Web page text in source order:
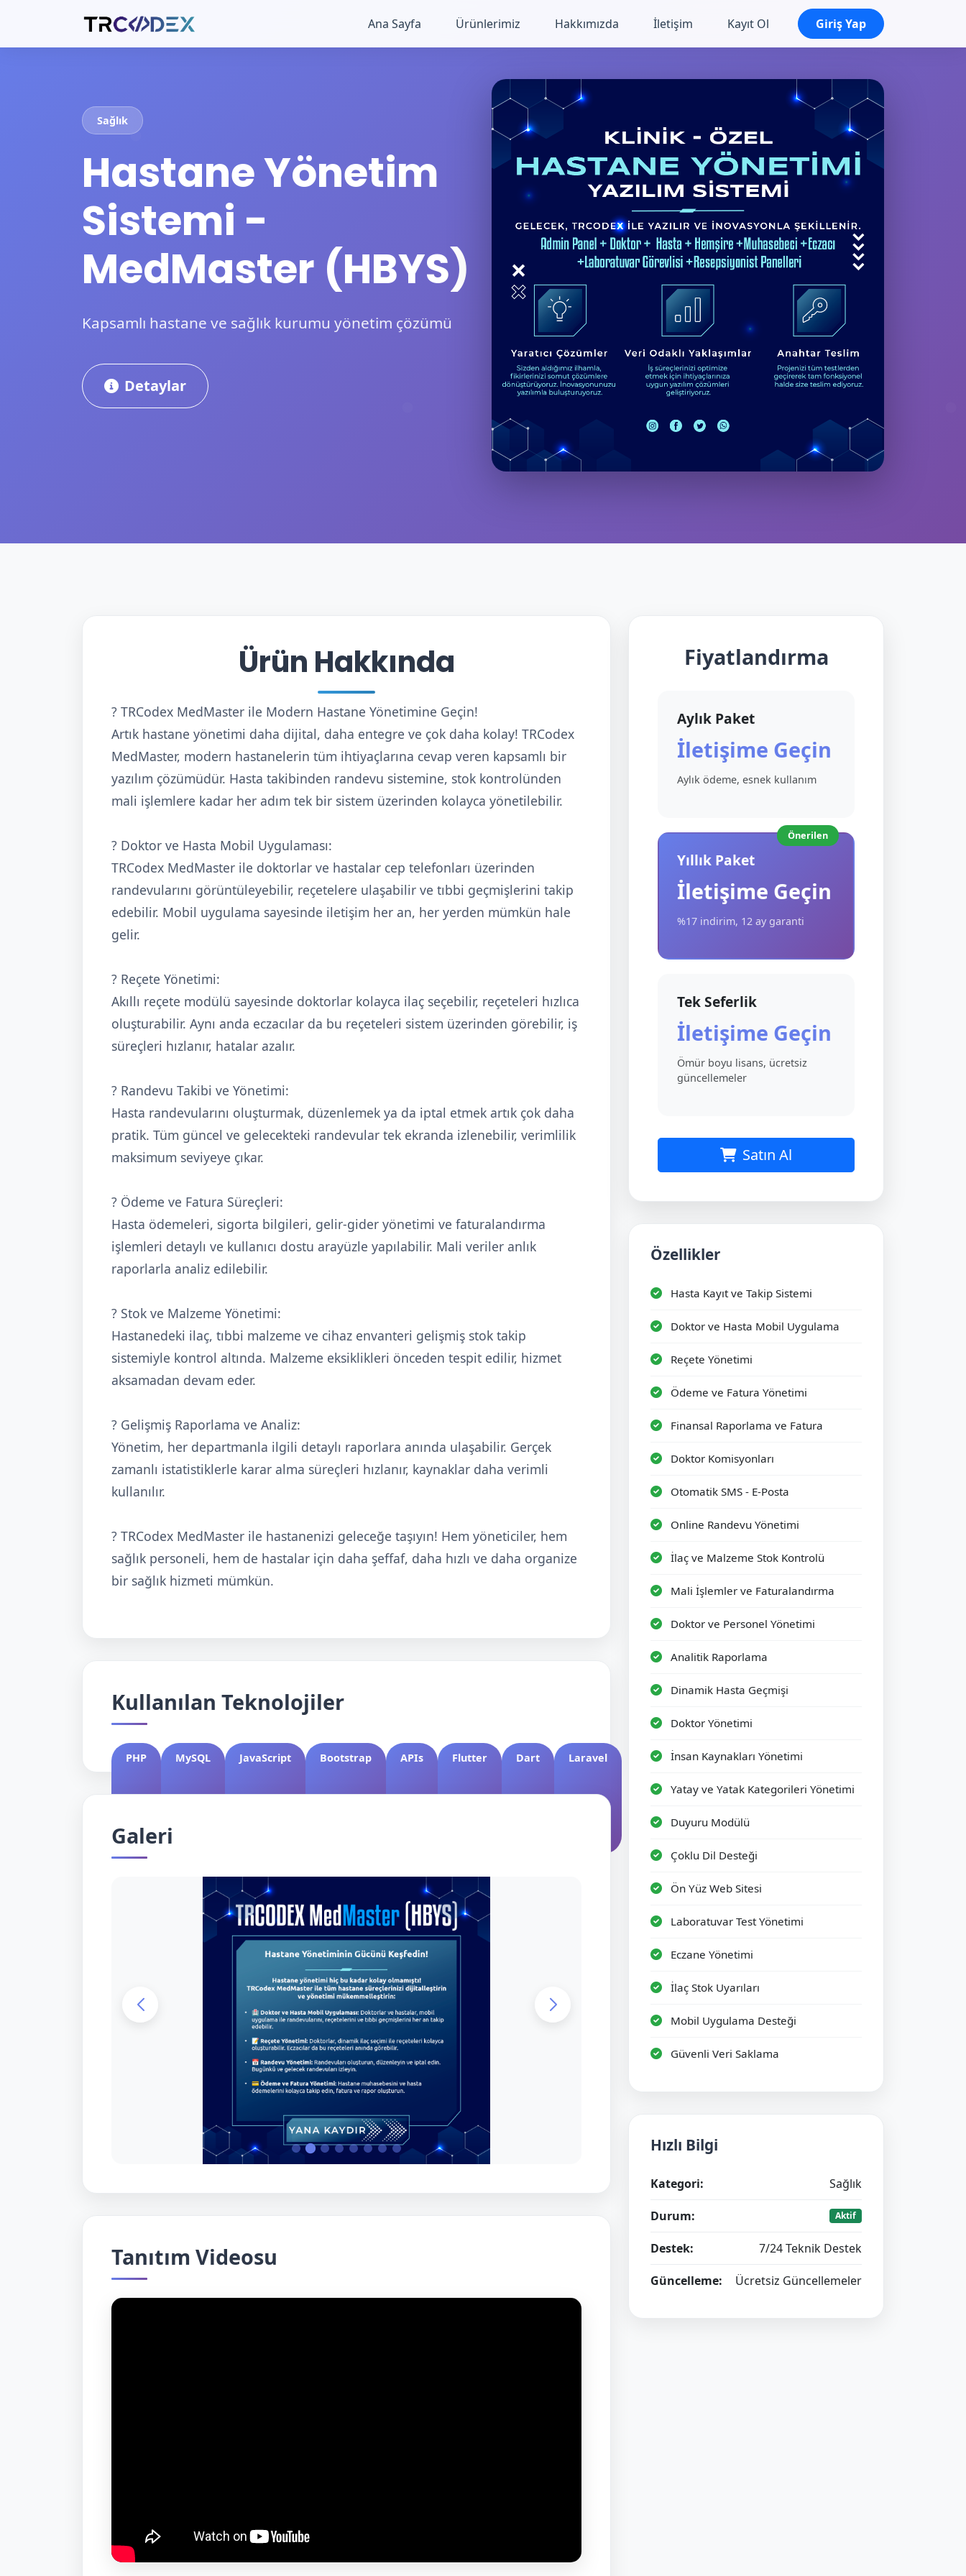
Ana Sayfa Ürünlerimiz Hakkımızda İletişim Kayıt Ol Giriş Yap
Sağlık
Hastane Yönetim
Sistemi -
MedMaster (HBYS)
Kapsamlı hastane ve sağlık kurumu yönetim çözümü
Detaylar
Ürün Hakkında
? TRCodex MedMaster ile Modern Hastane Yönetimine Geçin!
Artık hastane yönetimi daha dijital, daha entegre ve çok daha kolay! TRCodex
MedMaster, modern hastanelerin tüm ihtiyaçlarına cevap veren kapsamlı bir
yazılım çözümüdür. Hasta takibinden randevu sistemine, stok kontrolünden
mali işlemlere kadar her adım tek bir sistem üzerinden kolayca yönetilebilir.
? Doktor ve Hasta Mobil Uygulaması:
TRCodex MedMaster ile doktorlar ve hastalar cep telefonları üzerinden
randevularını görüntüleyebilir, reçetelere ulaşabilir ve tıbbi geçmişlerini takip
edebilir. Mobil uygulama sayesinde iletişim her an, her yerden mümkün hale
gelir.
? Reçete Yönetimi:
Akıllı reçete modülü sayesinde doktorlar kolayca ilaç seçebilir, reçeteleri hızlıca
oluşturabilir. Aynı anda eczacılar da bu reçeteleri sistem üzerinden görebilir, iş
süreçleri hızlanır, hatalar azalır.
? Randevu Takibi ve Yönetimi:
Hasta randevularını oluşturmak, düzenlemek ya da iptal etmek artık çok daha
pratik. Tüm güncel ve gelecekteki randevular tek ekranda izlenebilir, verimlilik
maksimum seviyeye çıkar.
? Ödeme ve Fatura Süreçleri:
Hasta ödemeleri, sigorta bilgileri, gelir-gider yönetimi ve faturalandırma
işlemleri detaylı ve kullanıcı dostu arayüzle yapılabilir. Mali veriler anlık
raporlarla analiz edilebilir.
? Stok ve Malzeme Yönetimi:
Hastanedeki ilaç, tıbbi malzeme ve cihaz envanteri gelişmiş stok takip
sistemiyle kontrol altında. Malzeme eksiklikleri önceden tespit edilir, hizmet
aksamadan devam eder.
? Gelişmiş Raporlama ve Analiz:
Yönetim, her departmanla ilgili detaylı raporlara anında ulaşabilir. Gerçek
zamanlı istatistiklerle karar alma süreçleri hızlanır, kaynaklar daha verimli
kullanılır.
? TRCodex MedMaster ile hastanenizi geleceğe taşıyın! Hem yöneticiler, hem
sağlık personeli, hem de hastalar için daha şeffaf, daha hızlı ve daha organize
bir sağlık hizmeti mümkün.
Kullanılan Teknolojiler
PHP MySQL JavaScript Bootstrap APIs Flutter Dart Laravel
Galeri
Tanıtım Videosu
Fiyatlandırma
Aylık Paket
İletişime Geçin
Aylık ödeme, esnek kullanım
Önerilen
Yıllık Paket
İletişime Geçin
%17 indirim, 12 ay garanti
Tek Seferlik
İletişime Geçin
Ömür boyu lisans, ücretsiz
güncellemeler
Satın Al
Özellikler
Hasta Kayıt ve Takip Sistemi
Doktor ve Hasta Mobil Uygulama
Reçete Yönetimi
Ödeme ve Fatura Yönetimi
Finansal Raporlama ve Fatura
Doktor Komisyonları
Otomatik SMS - E-Posta
Online Randevu Yönetimi
İlaç ve Malzeme Stok Kontrolü
Mali İşlemler ve Faturalandırma
Doktor ve Personel Yönetimi
Analitik Raporlama
Dinamik Hasta Geçmişi
Doktor Yönetimi
İnsan Kaynakları Yönetimi
Yatay ve Yatak Kategorileri Yönetimi
Duyuru Modülü
Çoklu Dil Desteği
Ön Yüz Web Sitesi
Laboratuvar Test Yönetimi
Eczane Yönetimi
İlaç Stok Uyarıları
Mobil Uygulama Desteği
Güvenli Veri Saklama
Hızlı Bilgi
Kategori: Sağlık
Durum: Aktif
Destek: 7/24 Teknik Destek
Güncelleme: Ücretsiz Güncellemeler